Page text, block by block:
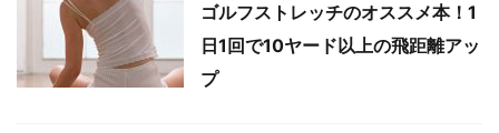
ゴルフストレッチのオススメ本！1
日1回で10ヤード以上の飛距離アッ
プ